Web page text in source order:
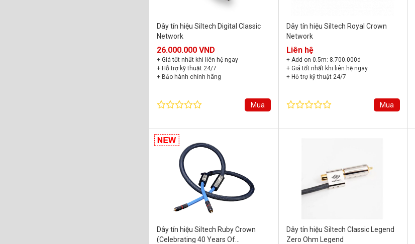
Dây tín hiệu Siltech Digital Classic
Network
26.000.000 VND
+ Giá tốt nhất khi liên hệ ngay
+ Hỗ trợ kỹ thuật 24/7
+ Bảo hành chính hãng
Mua
Dây tín hiệu Siltech Royal Crown
Network
Liên hệ
+ Add on 0.5m: 8.700.000d
+ Giá tốt nhất khi liên hệ ngay
+ Hỗ trợ kỹ thuật 24/7
Mua
Dây tín hiệu Siltech Ruby Crown
(Celebrating 40 Years Of
Dây tín hiệu Siltech Classic Legend
Zero Ohm Legend